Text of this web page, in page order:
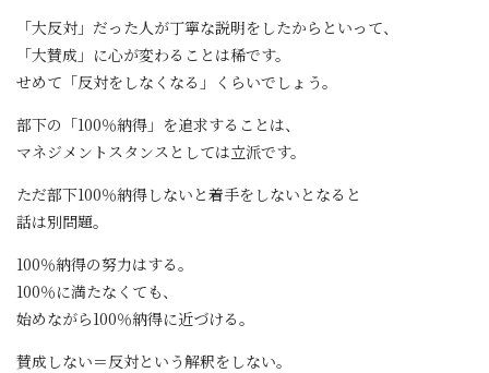
「大反対」だった人が丁寧な説明をしたからといって、
「大賛成」に心が変わることは稀です。
せめて「反対をしなくなる」くらいでしょう。
部下の「100％納得」を追求することは、
マネジメントスタンスとしては立派です。
ただ部下100％納得しないと着手をしないとなると
話は別問題。
100％納得の努力はする。
100％に満たなくても、
始めながら100％納得に近づける。
賛成しない＝反対という解釈をしない。